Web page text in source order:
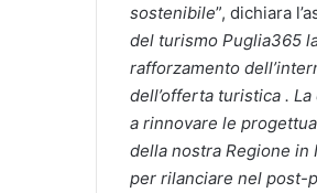
sostenibile”, dichiara
del turismo Puglia365
rafforzamento
dell’offerta turistica .
a rinnovare le
della nostra Regione in
per rilanciare nel post-